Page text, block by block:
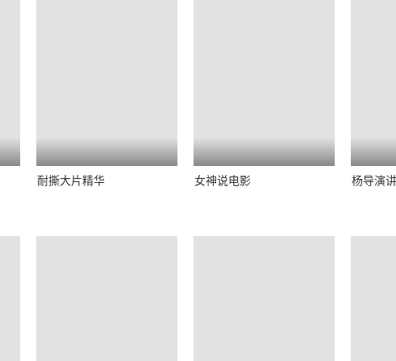
耐撕大片精华 女神说电影 杨导演